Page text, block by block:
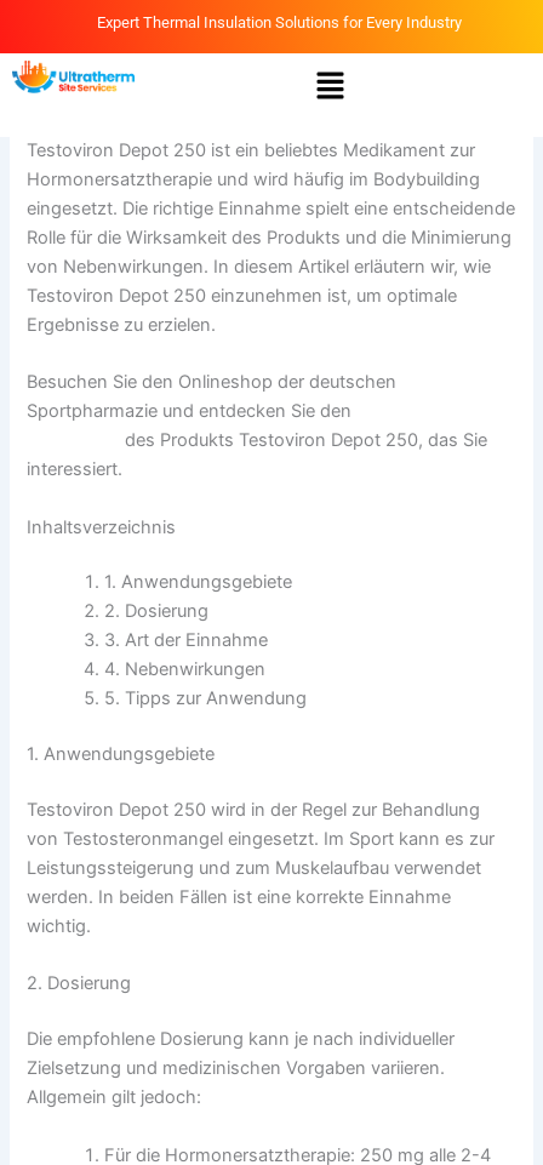
content
Expert Thermal Insulation Solutions for Every Industry
Menu
Testoviron Depot 250 ist ein beliebtes Medikament zur
Hormonersatztherapie und wird häufig im Bodybuilding
eingesetzt. Die richtige Einnahme spielt eine entscheidende
Rolle für die Wirksamkeit des Produkts und die Minimierung
von Nebenwirkungen. In diesem Artikel erläutern wir, wie
Testoviron Depot 250 einzunehmen ist, um optimale
Ergebnisse zu erzielen.
Besuchen Sie den Onlineshop der deutschen
Sportpharmazie und entdecken Sie den
des Produkts Testoviron Depot 250, das Sie
interessiert.
Inhaltsverzeichnis
1. Anwendungsgebiete
2. Dosierung
3. Art der Einnahme
4. Nebenwirkungen
5. Tipps zur Anwendung
1. Anwendungsgebiete
Testoviron Depot 250 wird in der Regel zur Behandlung
von Testosteronmangel eingesetzt. Im Sport kann es zur
Leistungssteigerung und zum Muskelaufbau verwendet
werden. In beiden Fällen ist eine korrekte Einnahme
wichtig.
2. Dosierung
Die empfohlene Dosierung kann je nach individueller
Zielsetzung und medizinischen Vorgaben variieren.
Allgemein gilt jedoch:
Für die Hormonersatztherapie: 250 mg alle 2-4